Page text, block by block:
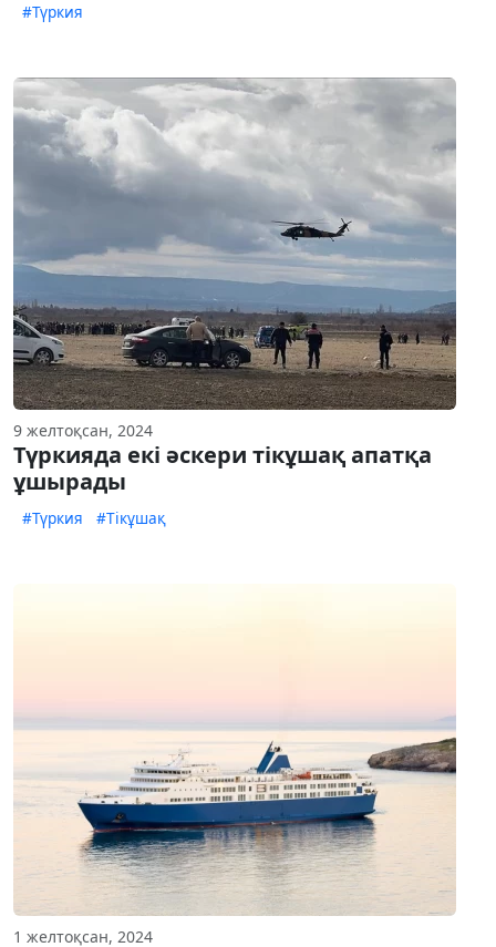
#Түркия
9 желтоқсан, 2024
Түркияда екі әскери тікұшақ апатқа
ұшырады
#Түркия #Тікұшақ
1 желтоқсан, 2024